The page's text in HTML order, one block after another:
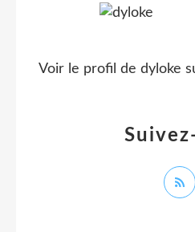
Voir le profil de dyloke